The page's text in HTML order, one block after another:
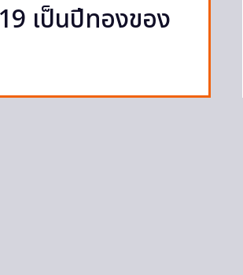
เป็นปีทองของ